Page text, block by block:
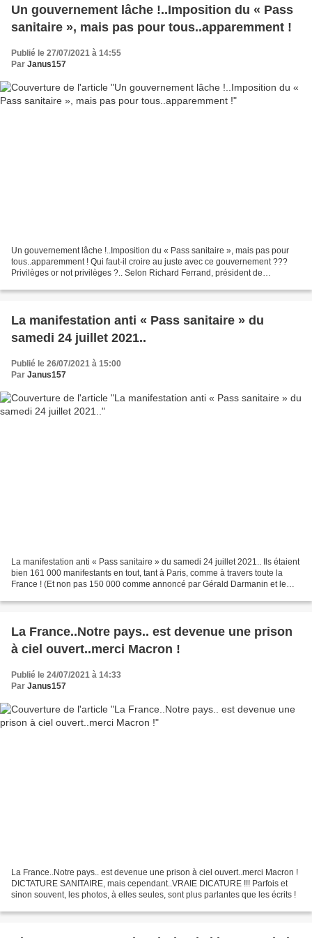
Un gouvernement lâche !..Imposition du « Pass
sanitaire », mais pas pour tous..apparemment !
Publié le 27/07/2021 à 14:55
Par Janus157
Un gouvernement lâche !..Imposition du « Pass sanitaire », mais pas pour
tous..apparemment ! Qui faut-il croire au juste avec ce gouvernement ???
Privilèges or not privilèges ?.. Selon Richard Ferrand, président de
La manifestation anti « Pass sanitaire » du
samedi 24 juillet 2021..
Publié le 26/07/2021 à 15:00
Par Janus157
La manifestation anti « Pass sanitaire » du samedi 24 juillet 2021.. Ils étaient
bien 161 000 manifestants en tout, tant à Paris, comme à travers toute la
France ! (Et non pas 150 000 comme annoncé par Gérald Darmanin et le
La France..Notre pays.. est devenue une prison
à ciel ouvert..merci Macron !
Publié le 24/07/2021 à 14:33
Par Janus157
La France..Notre pays.. est devenue une prison à ciel ouvert..merci Macron !
DICTATURE SANITAIRE, mais cependant..VRAIE DICATURE !!! Parfois et
sinon souvent, les photos, à elles seules, sont plus parlantes que les écrits !